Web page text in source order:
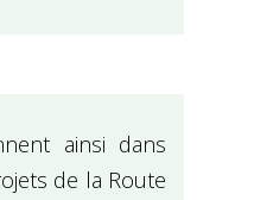
ainsi dans
de la Route